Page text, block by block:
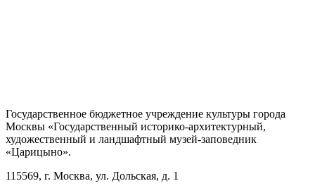
Государственное бюджетное учреждение культуры города
Москвы «Государственный историко-архитектурный,
художественный и ландшафтный музей-заповедник
«Царицыно».
115569, г. Москва, ул. Дольская, д. 1